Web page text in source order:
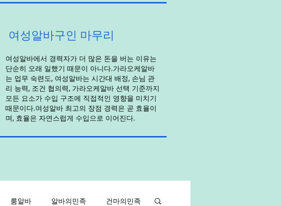
여성알바구인 마무리
여성알바에서 경력자가 더 많은 돈을 버는 이유는
단순히 오래 일했기 때문이 아니다.가라오케알바
는 업무 숙련도, 여성알바는 시간대 배정, 손님 관
리 능력, 조건 협의력, 가라오케알바 선택 기준까지
모든 요소가 수입 구조에 직접적인 영향을 미치기
때문이다.여성알바 최고의 장점 경력은 곧 효율이
며, 효율은 자연스럽게 수입으로 이어진다.
룸알바 알바의민족 건마의민족